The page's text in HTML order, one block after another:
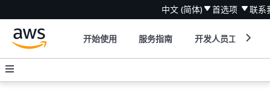
中文 (简体) 首选项 联系
开始使用 服务指南 开发人员工具